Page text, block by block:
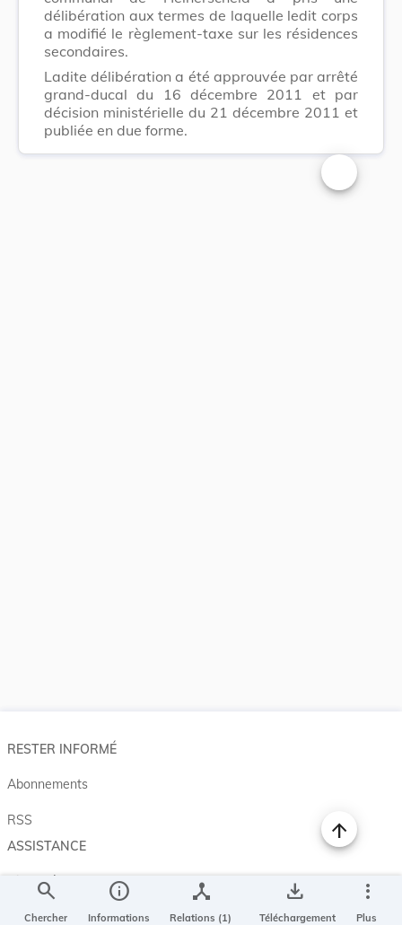
délibération aux termes de laquelle ledit corps
a modifié le règlement-taxe sur les résidences
secondaires.
Ladite délibération a été approuvée par arrêté
grand-ducal du 16 décembre 2011 et par
décision ministérielle du 21 décembre 2011 et
publiée en due forme.
Changer la
search
Chercher
info
Informations
device_hub
Relations (1)
save_alt
Téléchargement
more_vert
Plus
RESTER INFORMÉ
Abonnements
RSS
ASSISTANCE
Aide et à propos
Projet Casemates